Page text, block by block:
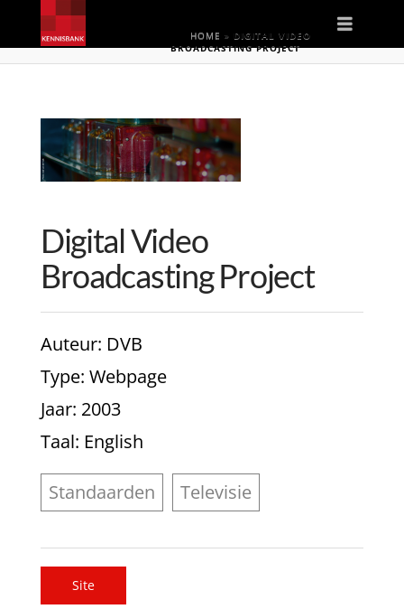
HOME » DIGITAL VIDEO
BROADCASTING PROJECT
Digital Video
Broadcasting Project
Auteur: DVB
Type: Webpage
Jaar: 2003
Taal: English
Standaarden Televisie
Site